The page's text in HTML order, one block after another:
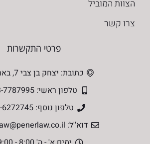
הצוות המוביל
צרו קשר
פרטי התקשרות
כתובת: יצחק בן צבי 7, באר שבע
טלפון ראשי: 073-7787995
טלפון נוסף: 08-6272745
דוא''ל: penerlaw@penerlaw.co.il